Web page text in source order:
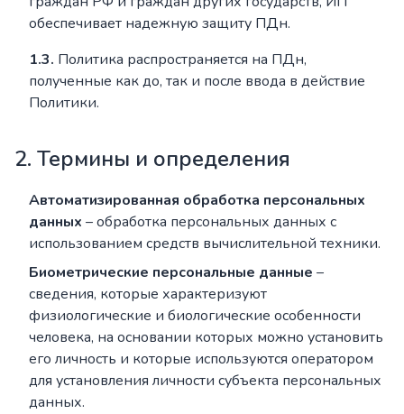
обеспечивает надежную защиту ПДн.
1.3. Политика распространяется на ПДн,
полученные как до, так и после ввода в действие
Политики.
2. Термины и определения
Автоматизированная обработка персональных
данных – обработка персональных данных с
использованием средств вычислительной техники.
Биометрические персональные данные –
сведения, которые характеризуют
физиологические и биологические особенности
человека, на основании которых можно установить
его личность и которые используются оператором
для установления личности субъекта персональных
данных.